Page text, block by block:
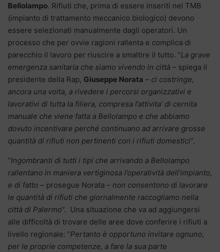
Bellolampo. Rifiuti che, prima di essere inseriti nel TMB
(impianto di trattamento meccanico biologico) devono
essere selezionati manualmente dagli operatori. Un
processo che per ovvie ragioni rallenta e complica di
parecchio il lavoro per riuscire a smaltire il tutto. “La grave
emergenza sanitaria che siamo vivendo in città – spiega il
presidente della Rap, Giuseppe Norata – ci costringe,
ancora una volta, a rivedere i percorsi organizzativi e
lavorativi di tutta la filiera, compresa l’attivita’ di cernita
manuale che viene fatta a Bellolampo e che abbiamo
dovuto incentivare perché continuano ad arrivare grosse
quantità di rifiuti non pertinenti con i rifiuti domestici“.
“Ingombranti di tutti i tipi che arrivando a Bellolampo
rallentano in maniera vertiginosa l’operatività dell’impianto,
e di fatto – prosegue Norata – non consentono di lavorare
le quantità di rifiuti che giornalmente raccogliamo nella
città di Palermo“. Una situazione che va ad aggiungersi
alle difficoltà di trovare delle aree dove conferire i rifiuti a
livello regionale: “Pertanto è opportuno invitare ognuno,
per le proprie competenze, a fare la sua parte